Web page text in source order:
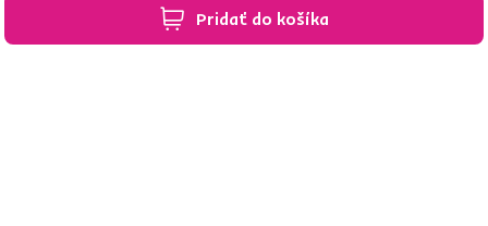
Pridať do košíka